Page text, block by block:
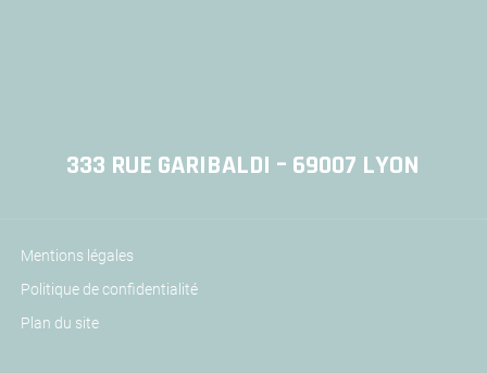
333 RUE GARIBALDI – 69007 LYON
Mentions légales
Politique de confidentialité
Plan du site